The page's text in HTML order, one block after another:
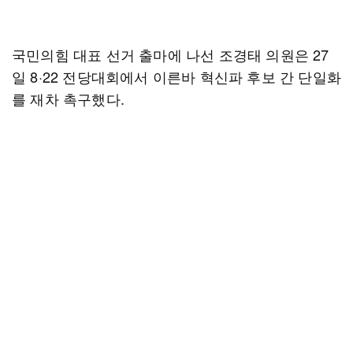
국민의힘 대표 선거 출마에 나선 조경태 의원은 27
일 8·22 전당대회에서 이른바 혁신파 후보 간 단일화
를 재차 촉구했다.